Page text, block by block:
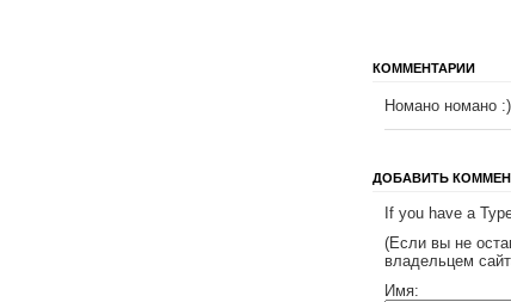
КОММЕНТАРИИ
Номано номано
ДОБАВИТЬ
If you have a
(Если вы не
владельцем
Имя: